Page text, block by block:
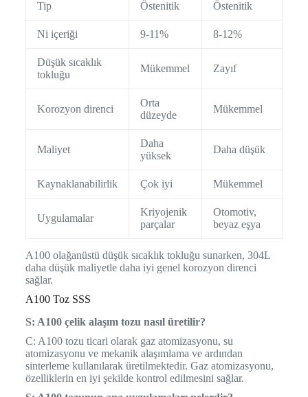
Tip Östenitik Östenitik
Ni içeriği 9-11% 8-12%
Düşük sıcaklık
tokluğu
Mükemmel Zayıf
Korozyon direnci
Orta
düzeyde
Mükemmel
Maliyet
Daha
yüksek
Daha düşük
Kaynaklanabilirlik Çok iyi Mükemmel
Uygulamalar
Kriyojenik
parçalar
Otomotiv,
beyaz eşya
A100 olağanüstü düşük sıcaklık tokluğu sunarken, 304L
daha düşük maliyetle daha iyi genel korozyon direnci
sağlar.
A100 Toz SSS
S: A100 çelik alaşım tozu nasıl üretilir?
C: A100 tozu ticari olarak gaz atomizasyonu, su
atomizasyonu ve mekanik alaşımlama ve ardından
sinterleme kullanılarak üretilmektedir. Gaz atomizasyonu,
özelliklerin en iyi şekilde kontrol edilmesini sağlar.